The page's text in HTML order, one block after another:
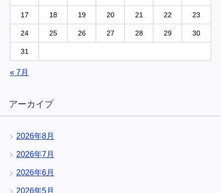
17 18 19 20 21 22 23
24 25 26 27 28 29 30
31
« 7月
アーカイブ
2026年8月
2026年7月
2026年6月
2026年5月